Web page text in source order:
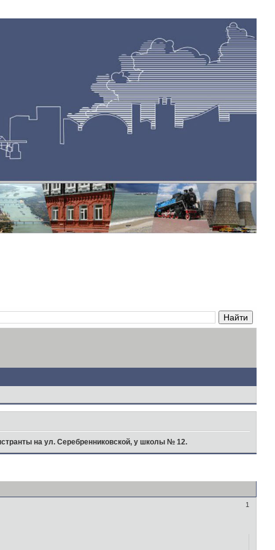
на ул. Серебренниковской, у школы № 12.
1